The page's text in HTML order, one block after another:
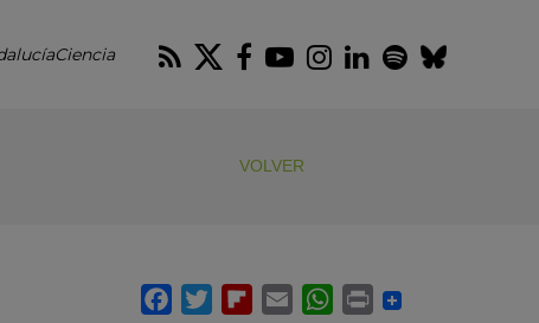
RSS Twitter
Facebook
Youtube
Instagram
LinkedIn
Spotify
Bluesky
VOLVER